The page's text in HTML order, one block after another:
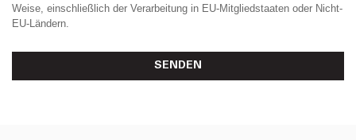
Weise, einschließlich der Verarbeitung in EU-Mitgliedstaaten oder Nicht-
EU-Ländern.
SENDEN